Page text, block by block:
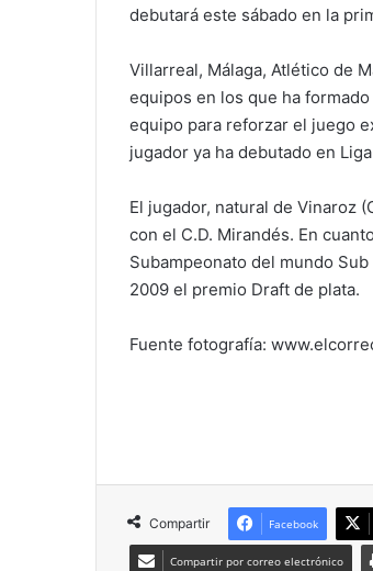
debutará este sábado en la
Villarreal, Málaga, Atlético de
equipos en los que ha
equipo para reforzar el juego
jugador ya ha debutado en
El jugador, natural de Vinaroz
con el C.D. Mirandés. En
Subampeonato del mundo
2009 el premio Draft de plata.
Fuente fotografía:
Compartir Facebook
Compartir por correo electrónico